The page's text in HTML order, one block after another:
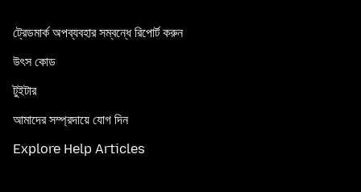
ট্রেডমার্ক অপব্যবহার সম্বন্ধে রিপোর্ট করুন
উৎস কোড
টুইটার
আমাদের সম্প্রদায়ে যোগ দিন
Explore Help Articles